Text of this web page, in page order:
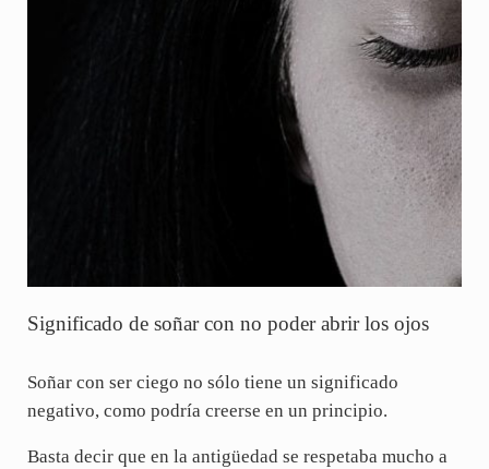
Significado de soñar con no poder abrir los ojos
Soñar con ser ciego no sólo tiene un significado
negativo, como podría creerse en un principio.
Basta decir que en la antigüedad se respetaba mucho a